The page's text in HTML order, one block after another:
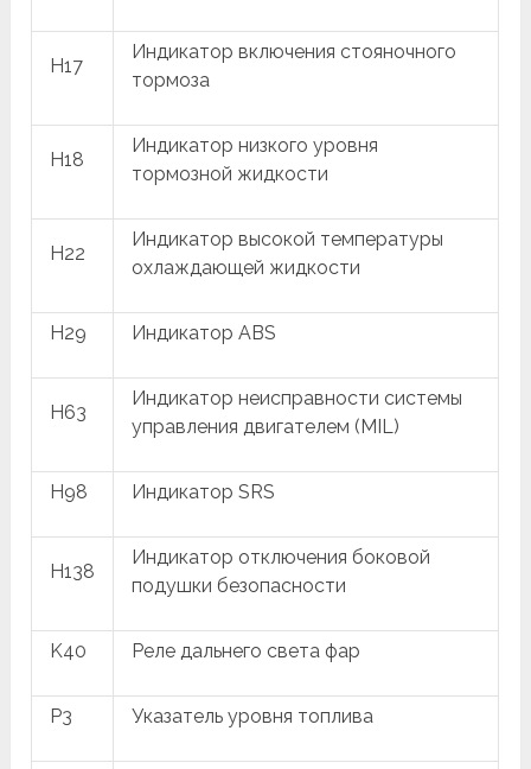
H17
Индикатор включения стояночного
тормоза
H18
Индикатор низкого уровня
тормозной жидкости
H22
Индикатор высокой температуры
охлаждающей жидкости
H29 Индикатор ABS
H63
Индикатор неисправности системы
управления двигателем (MIL)
H98 Индикатор SRS
H138
Индикатор отключения боковой
подушки безопасности
K40 Реле дальнего света фар
P3 Указатель уровня топлива